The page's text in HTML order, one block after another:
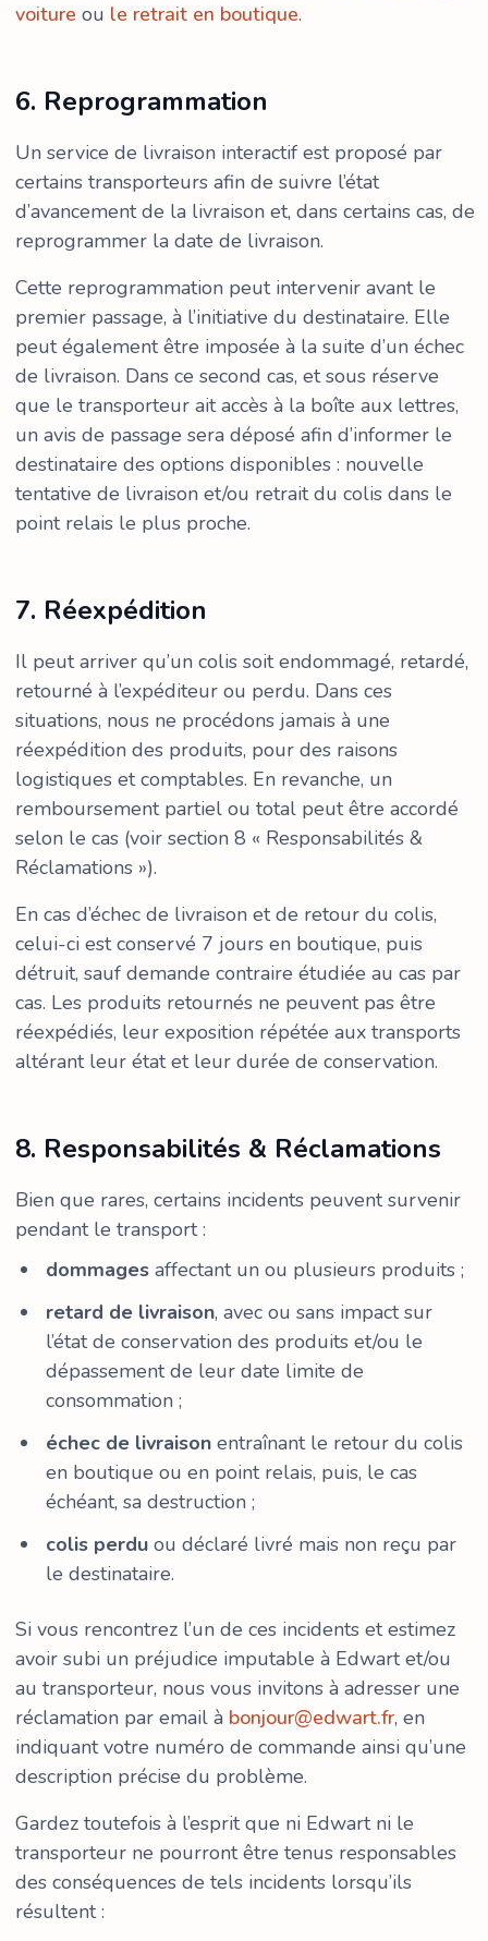
voiture ou le retrait en boutique.
6. Reprogrammation
Un service de livraison interactif est proposé par
certains transporteurs afin de suivre l’état
d’avancement de la livraison et, dans certains cas, de
reprogrammer la date de livraison.
Cette reprogrammation peut intervenir avant le
premier passage, à l’initiative du destinataire. Elle
peut également être imposée à la suite d’un échec
de livraison. Dans ce second cas, et sous réserve
que le transporteur ait accès à la boîte aux lettres,
un avis de passage sera déposé afin d’informer le
destinataire des options disponibles : nouvelle
tentative de livraison et/ou retrait du colis dans le
point relais le plus proche.
7. Réexpédition
Il peut arriver qu’un colis soit endommagé, retardé,
retourné à l’expéditeur ou perdu. Dans ces
situations, nous ne procédons jamais à une
réexpédition des produits, pour des raisons
logistiques et comptables. En revanche, un
remboursement partiel ou total peut être accordé
selon le cas (voir section 8 « Responsabilités &
Réclamations »).
En cas d’échec de livraison et de retour du colis,
celui-ci est conservé 7 jours en boutique, puis
détruit, sauf demande contraire étudiée au cas par
cas. Les produits retournés ne peuvent pas être
réexpédiés, leur exposition répétée aux transports
altérant leur état et leur durée de conservation.
8. Responsabilités & Réclamations
Bien que rares, certains incidents peuvent survenir
pendant le transport :
dommages affectant un ou plusieurs produits ;
retard de livraison, avec ou sans impact sur
l’état de conservation des produits et/ou le
dépassement de leur date limite de
consommation ;
échec de livraison entraînant le retour du colis
en boutique ou en point relais, puis, le cas
échéant, sa destruction ;
colis perdu ou déclaré livré mais non reçu par
le destinataire.
Si vous rencontrez l’un de ces incidents et estimez
avoir subi un préjudice imputable à Edwart et/ou
au transporteur, nous vous invitons à adresser une
réclamation par email à bonjour@edwart.fr, en
indiquant votre numéro de commande ainsi qu’une
description précise du problème.
Gardez toutefois à l’esprit que ni Edwart ni le
transporteur ne pourront être tenus responsables
des conséquences de tels incidents lorsqu’ils
résultent :